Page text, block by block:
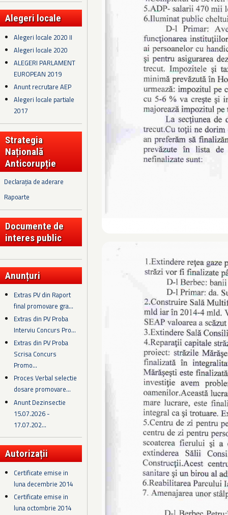
Alegeri locale
Alegeri locale 2020 II
Alegeri locale 2020
ALEGERI PARLAMENT
EUROPEAN 2019
Anunt recrutare AEP
Alegeri locale partiale
2017
Strategia
Națională
Anticorupție
Declarația de aderare
Rapoarte
Documente de
interes public
Anunțuri
Extras PV din Raport
final promovare gra...
Extras din PV Proba
Interviu Concurs Pro...
Extras din PV Proba
Scrisa Concurs
Promo...
Proces Verbal selectie
dosare promovare...
Anunt Dezinsectie
15.07.2026 -
17.07.202...
Autorizații
Certificate emise in
luna decembrie 2014
Certificate emise in
luna octombrie 2014